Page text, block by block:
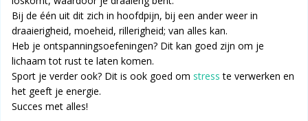
Bij de één uit dit zich in hoofdpijn, bij een ander weer in
draaierigheid, moeheid, rillerigheid; van alles kan.
Heb je ontspanningsoefeningen? Dit kan goed zijn om je
lichaam tot rust te laten komen.
Sport je verder ook? Dit is ook goed om stress te verwerken en
het geeft je energie.
Succes met alles!